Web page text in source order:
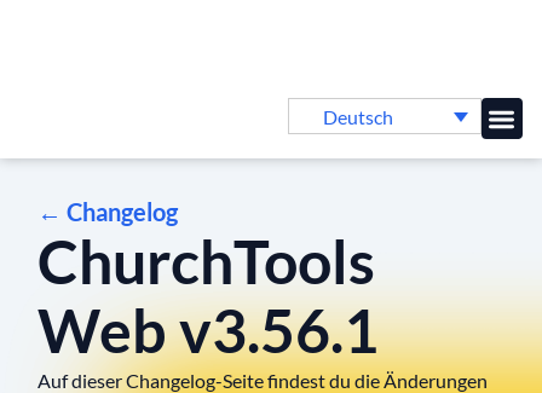
Deutsch
← Changelog
ChurchTools
Web v3.56.1
Auf dieser Changelog-Seite findest du die Änderungen